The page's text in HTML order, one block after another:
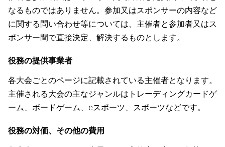
なるものではありません。参加又はスポンサーの内容など
に関する問い合わせ等については、主催者と参加者又はス
ポンサー間で直接決定、解決するものとします。
役務の提供事業者
各大会ごとのページに記載されている主催者となります。
主催される大会の主なジャンルはトレーディングカードゲ
ーム、ボードゲーム、eスポーツ、スポーツなどです。
役務の対価、その他の費用